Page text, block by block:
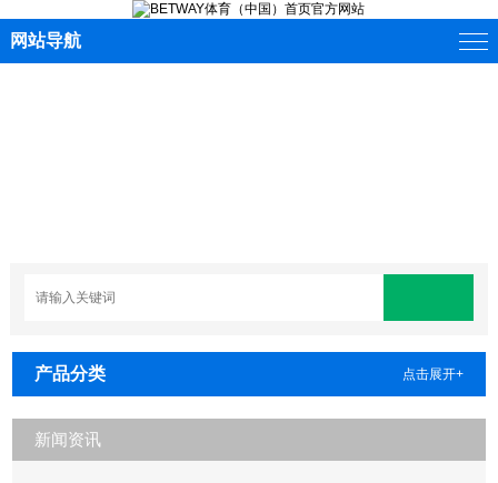
网站导航
产品分类 点击展开+
新闻资讯